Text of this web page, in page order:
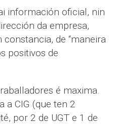
información oficial, nin
da empresa,
de “maneira
positivos de
é maxima.
a CIG (que ten 2
por 2 de UGT e 1 de